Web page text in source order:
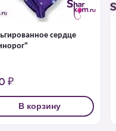
сердце
₽
В корзину